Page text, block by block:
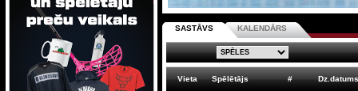
SASTĀVS KALENDĀRS
Vieta Spēlētājs # Dz.datums